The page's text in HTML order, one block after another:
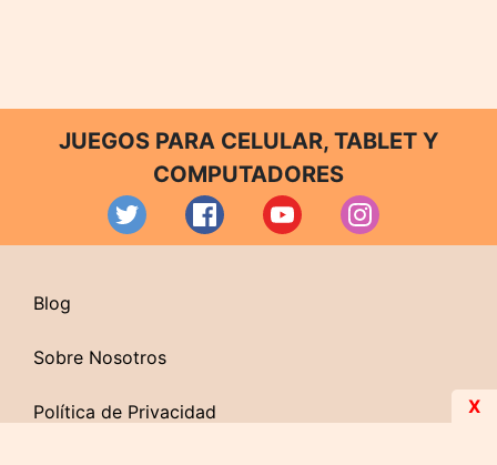
JUEGOS PARA CELULAR, TABLET Y
COMPUTADORES
Blog
Sobre Nosotros
Política de Privacidad X